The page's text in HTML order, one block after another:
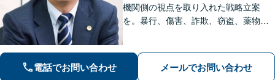
機関側の視点を取り入れた戦略立案
を。暴行、傷害、詐欺、窃盗、薬物、
気軽に当事務所にご相談ください【休
日・夜間相談可】【駐車場あり】
電話でお問い合わせ メールでお問い合わせ